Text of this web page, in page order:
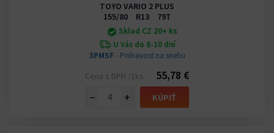
TOYO VARIO 2 PLUS
155/80 R13 79T
Sklad CZ 20+ ks
U Vás do 8-10 dní
3PMSF- Priľnavosť na snehu
Cena s DPH /1ks
55,78 €
−
+ KÚPIŤ